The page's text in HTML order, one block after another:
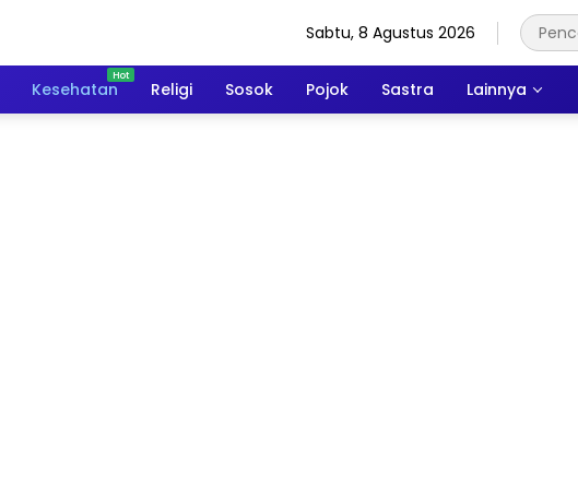
Sabtu, 8 Agustus 2026
Kesehatan Religi Sosok Pojok Sastra Lainnya